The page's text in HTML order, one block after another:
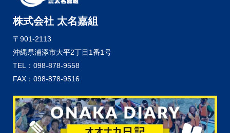
株式会社 太名嘉組
〒901-2113
沖縄県浦添市大平2丁目1番1号
TEL：098-878-9558
FAX：098-878-9516